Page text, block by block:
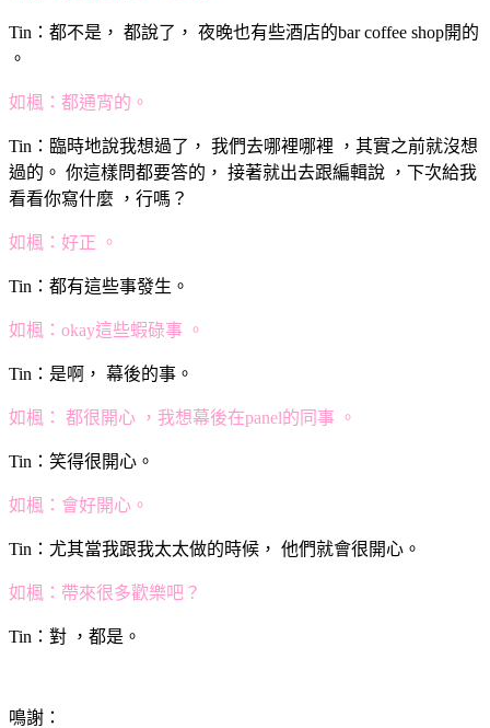
Tin：都不是， 都說了， 夜晚也有些酒店的bar coffee shop開的
。
如楓：都通宵的。
Tin：臨時地說我想過了， 我們去哪裡哪裡 ，其實之前就沒想
過的。 你這樣問都要答的， 接著就出去跟編輯說 ，下次給我
看看你寫什麼 ，行嗎？
如楓：好正 。
Tin：都有這些事發生。
如楓：okay這些蝦碌事 。
Tin：是啊， 幕後的事。
如楓： 都很開心 ，我想幕後在panel的同事 。
Tin：笑得很開心。
如楓：會好開心。
Tin：尤其當我跟我太太做的時候， 他們就會很開心。
如楓：帶來很多歡樂吧？
Tin：對 ，都是。
鳴謝：